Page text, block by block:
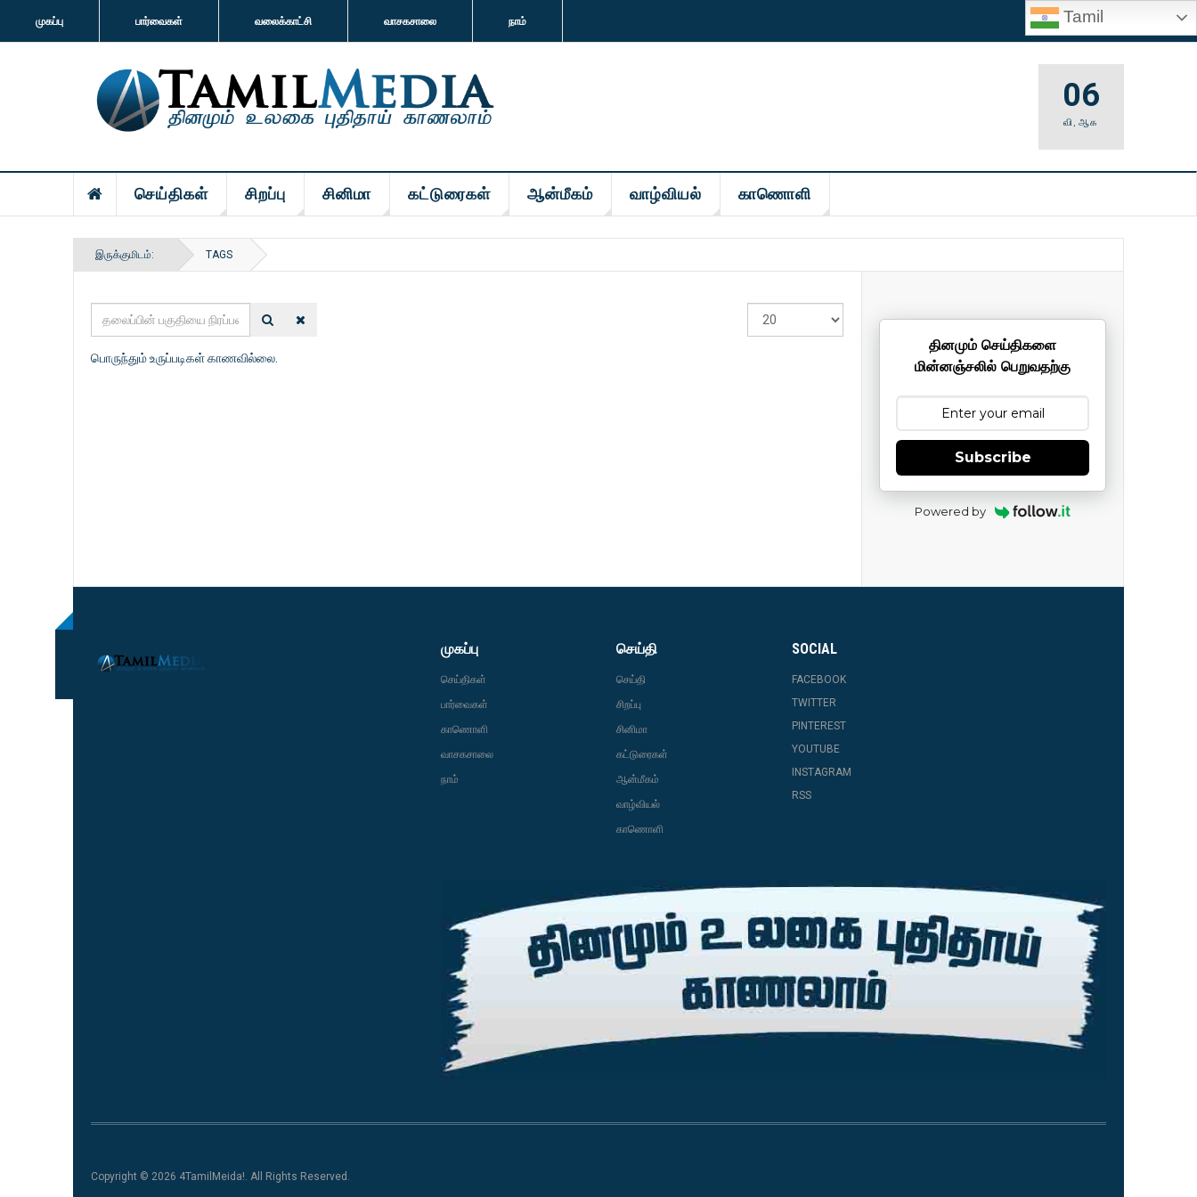
முகப்பு பார்வைகள் வலைக்காட்சி வாசகசாலை நாம் Tamil
06
வி,ஆக
செய்திகள் சிறப்பு சினிமா கட்டுரைகள் ஆன்மீகம் வாழ்வியல் காணொளி
இருக்குமிடம்: TAGS
தலைப்பின்
பகுதியை
நிரப்பவும்
காட்டுக
பொருந்தும் உருப்படிகள் காணவில்லை.
தினமும் செய்திகளை
மின்னஞ்சலில் பெறுவதற்கு
Subscribe
Powered by
முகப்பு
செய்திகள்
பார்வைகள்
காணொளி
வாசகசாலை
நாம்
செய்தி
செய்தி
சிறப்பு
சினிமா
கட்டுரைகள்
ஆன்மீகம்
வாழ்வியல்
காணொளி
SOCIAL
FACEBOOK
TWITTER
PINTEREST
YOUTUBE
INSTAGRAM
RSS
Copyright © 2026 4TamilMeida!. All Rights Reserved.